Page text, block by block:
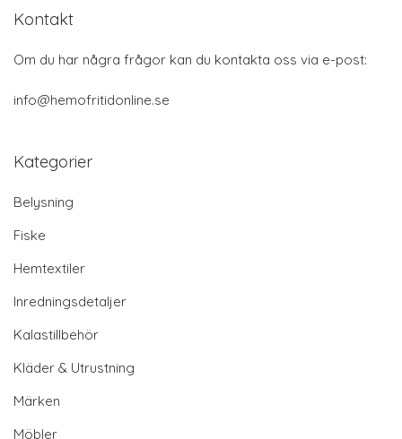
Kontakt
Om du har några frågor kan du kontakta oss via e-post:
info@hemofritidonline.se
Kategorier
Belysning
Fiske
Hemtextiler
Inredningsdetaljer
Kalastillbehör
Kläder & Utrustning
Märken
Möbler